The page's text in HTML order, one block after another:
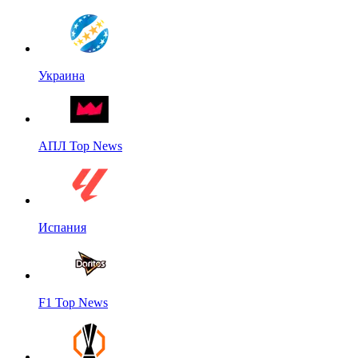
Украина
АПЛ Top News
Испания
F1 Top News